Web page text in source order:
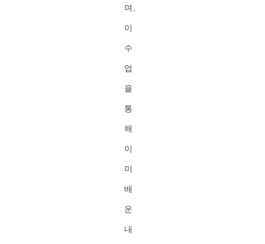
며,
이
수
업
을
통
해
이
미
배
운
내